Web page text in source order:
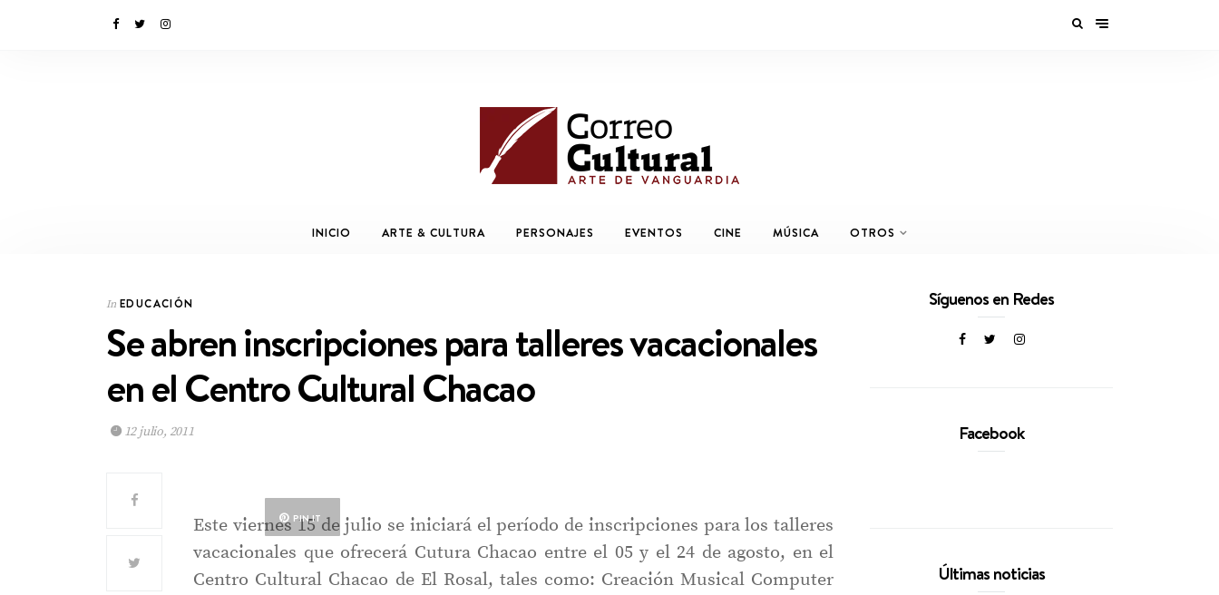
INICIO ARTE & CULTURA PERSONAJES EVENTOS CINE MÚSICA OTROS
In EDUCACIÓN
Se abren inscripciones para talleres vacacionales
en el Centro Cultural Chacao
12 julio, 2011
PIN IT
Este viernes 15 de julio se iniciará el período de inscripciones para los talleres
vacacionales que ofrecerá Cutura Chacao entre el 05 y el 24 de agosto, en el
Centro Cultural Chacao de El Rosal, tales como: Creación Musical Computer
Síguenos en Redes
Facebook
Últimas noticias